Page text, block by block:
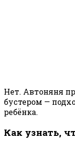
Нет. Автоняня
бустером —
ребёнка.
Как узнать,